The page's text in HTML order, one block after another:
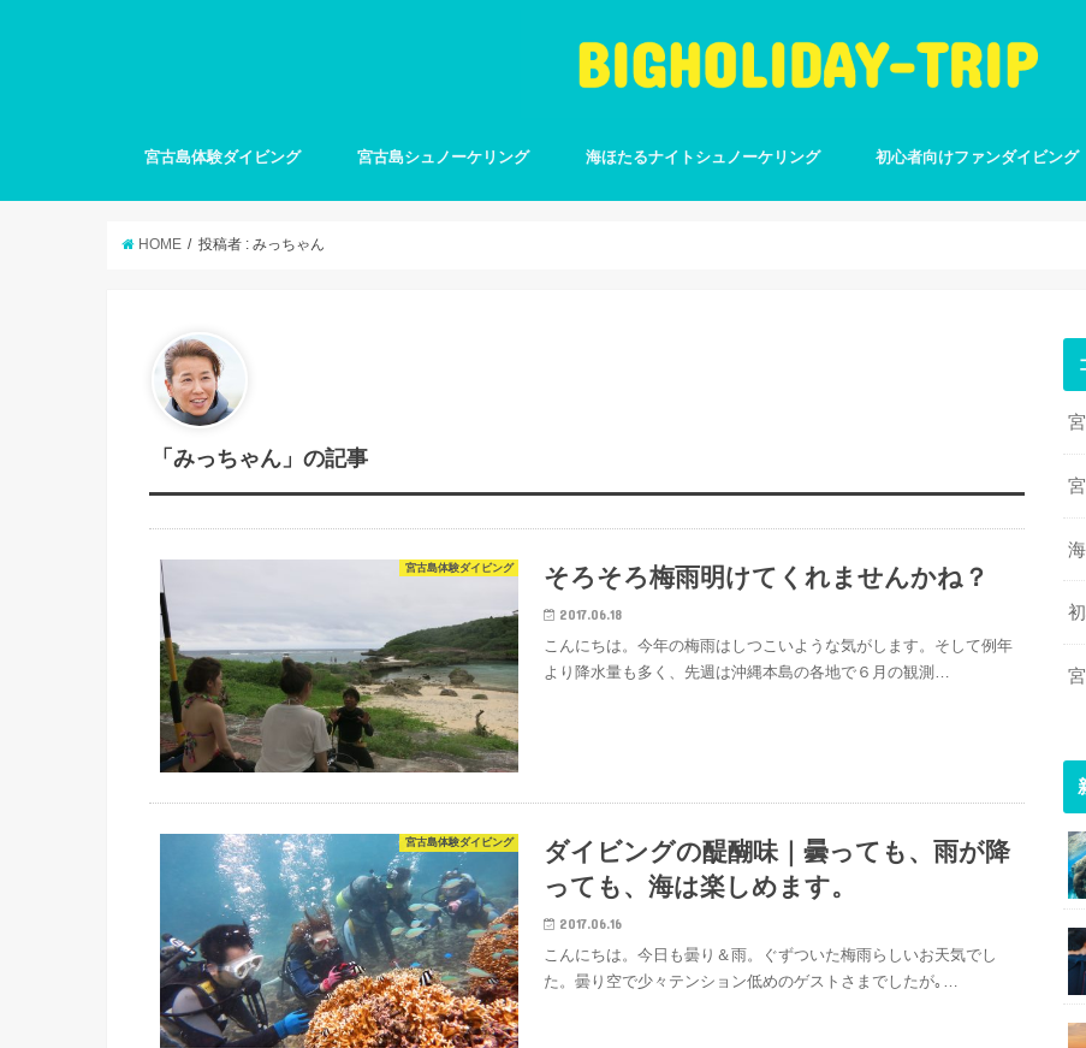
宮古島体験ダイビング 宮古島シュノーケリング 海ほたるナイトシュノーケリング 初心者向けファンダイビング
HOME 投稿者 : みっちゃん
「みっちゃん」の記事
宮古島体験ダイビング そろそろ梅雨明けてくれませんかね？
2017.06.18
こんにちは。今年の梅雨はしつこいような気がします。そして例年
より降水量も多く、先週は沖縄本島の各地で６月の観測…
宮古島体験ダイビング
ダイビングの醍醐味｜曇っても、雨が降
っても、海は楽しめます。
2017.06.16
こんにちは。今日も曇り＆雨。ぐずついた梅雨らしいお天気でし
た。曇り空で少々テンション低めのゲストさまでしたが｡…